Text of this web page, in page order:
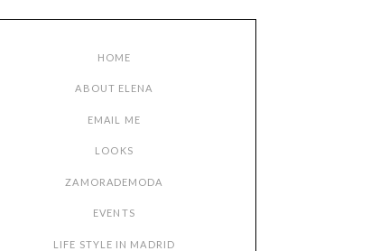
HOME
ABOUT ELENA
EMAIL ME
LOOKS
ZAMORADEMODA
EVENTS
LIFE STYLE IN MADRID